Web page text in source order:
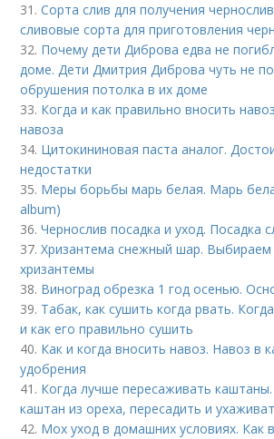
31.Сорта слив для получения
сливовые сорта для приготовления
32. Почему дети Диброва едва не
доме. Дети Дмитрия Диброва чуть не
обрушения потолка в их доме
33. Когда и как правильно вносить
навоза
34. Цитокининовая паста аналог.
недостатки
35. Меры борьбы марь белая. Марь
album)
36.Чернослив посадка и уход. Посадка
37.Хризантема снежный шар. Выбираем
хризантемы
38. Виноград обрезка 1 год осенью.
39. Табак, как сушить когда рвать.
и как его правильно сушить
40. Как и когда вносить навоз. Навоз в
удобрения
41. Когда лучше пересаживать
каштан из ореха, пересадить и
42. Мох уход в домашних условиях. Как